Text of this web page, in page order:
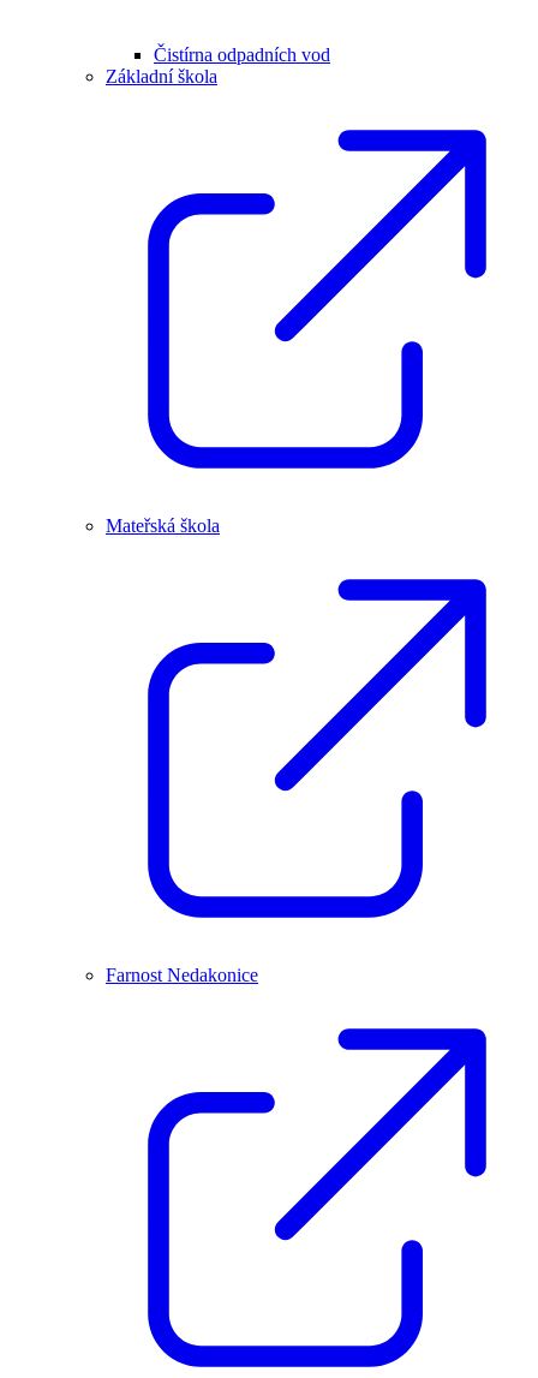
Čistírna odpadních vod
Základní škola
Mateřská škola
Farnost Nedakonice